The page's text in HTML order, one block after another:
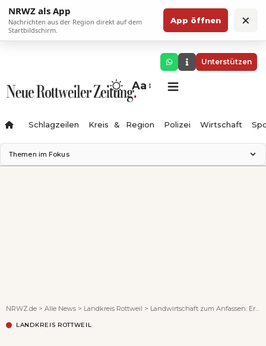
NRWZ als App
Nachrichten aus der Region direkt auf dem
Startbildschirm.
App öffnen ×
Unterstützen
Aa
Schlagzeilen Kreis & Region Polizei Wirtschaft
Themen im Fokus
NRWZ.de > Alle News > Landkreis Rottweil > Landwirtschaft zum Anfassen: Erlebnistag in Lauterbach-Sulzbach zeigt die Vielfalt des Schwarzwalds
LANDKREIS ROTTWEIL